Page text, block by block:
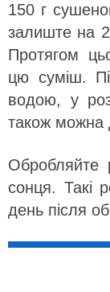
150 г
залиште на
Протягом
цю суміш.
водою, у
також можна
Обробляйте
сонця. Такі
день після